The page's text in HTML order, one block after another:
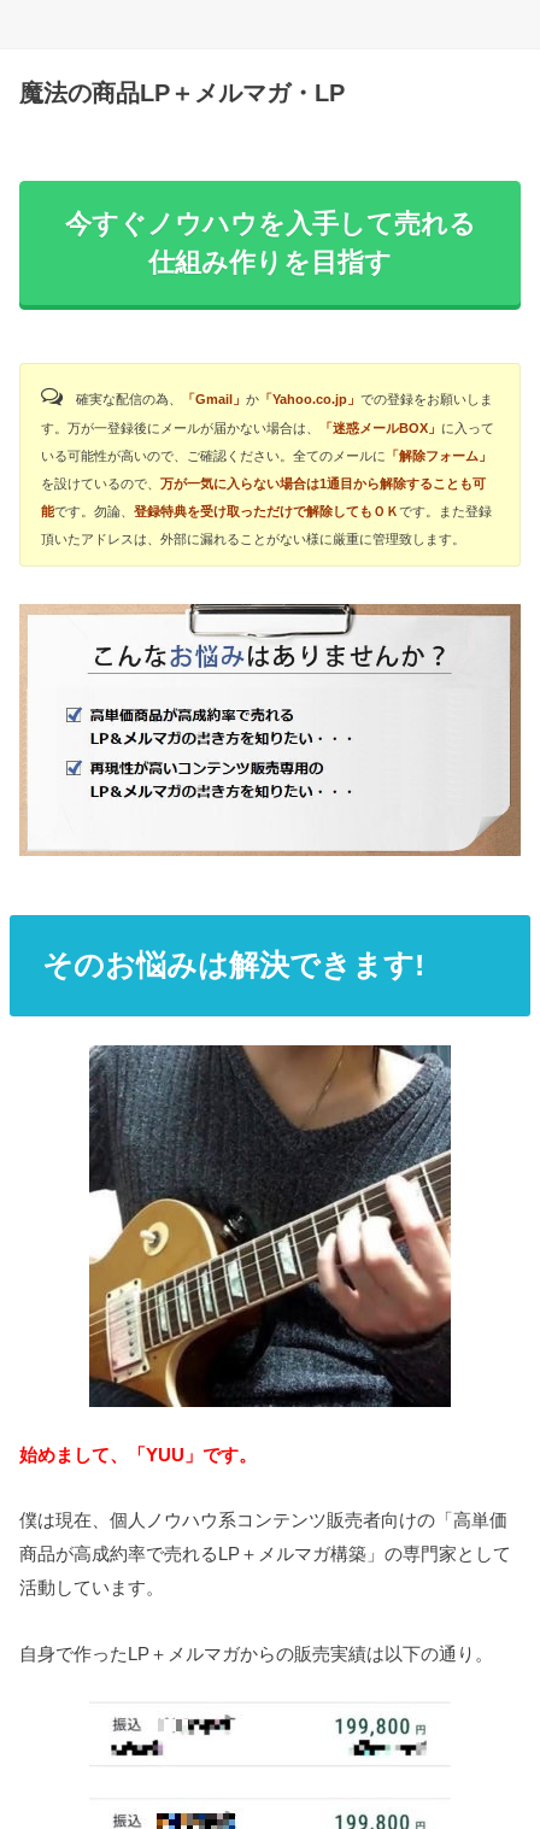
魔法の商品LP＋メルマガ・LP
今すぐノウハウを入手して売れる
仕組み作りを目指す
確実な配信の為、 「Gmail」 か「Yahoo.co.jp」 での登録をお願いしま
す。万が一登録後にメールが届かない場合は、
「迷惑メールBOX」 に入って
いる可能性が高いので、ご確認ください。全てのメールに 「解除フォーム」
を設けているので、万が一気に入らない場合は1通目から解除することも可
能です。勿論、登録特典を受け取っただけで解除してもＯＫです。また登録
頂いたアドレスは、外部に漏れることがない様に厳重に管理致します。
そのお悩みは解決できます!
始めまして、「YUU」です。
僕は現在、個人ノウハウ系コンテンツ販売者向けの「高単価
商品が高成約率で売れるLP＋メルマガ構築」の専門家として
活動しています。
自身で作ったLP＋メルマガからの販売実績は以下の通り。